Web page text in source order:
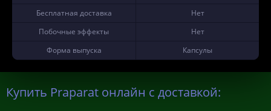
Бесплатная доставка
Нет
Побочные эффекты
Нет
Форма выпуска
Капсулы
Купить Praparat онлайн с доставкой: